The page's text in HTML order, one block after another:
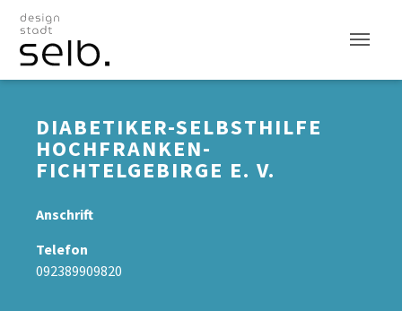
Zum Hauptinhalt
DIABETIKER-SELBSTHILFE
HOCHFRANKEN-
FICHTELGEBIRGE E. V.
Anschrift
Telefon
092389909820